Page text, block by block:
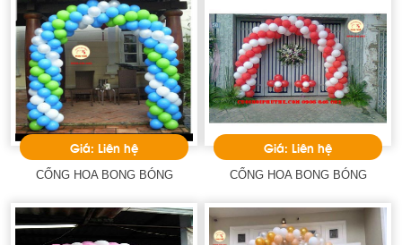
Giá: Liên hệ
CỔNG HOA BONG BÓNG
Giá: Liên hệ
CỔNG HOA BONG BÓNG